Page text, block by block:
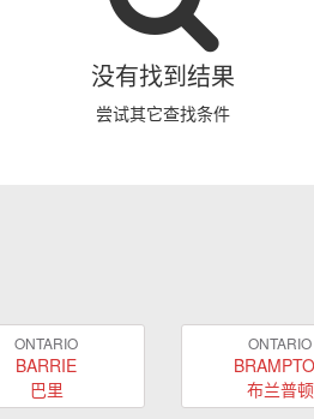
没有找到结果
尝试其它查找条件
ONTARIO
BARRIE
巴里
ONTARIO
布兰普顿